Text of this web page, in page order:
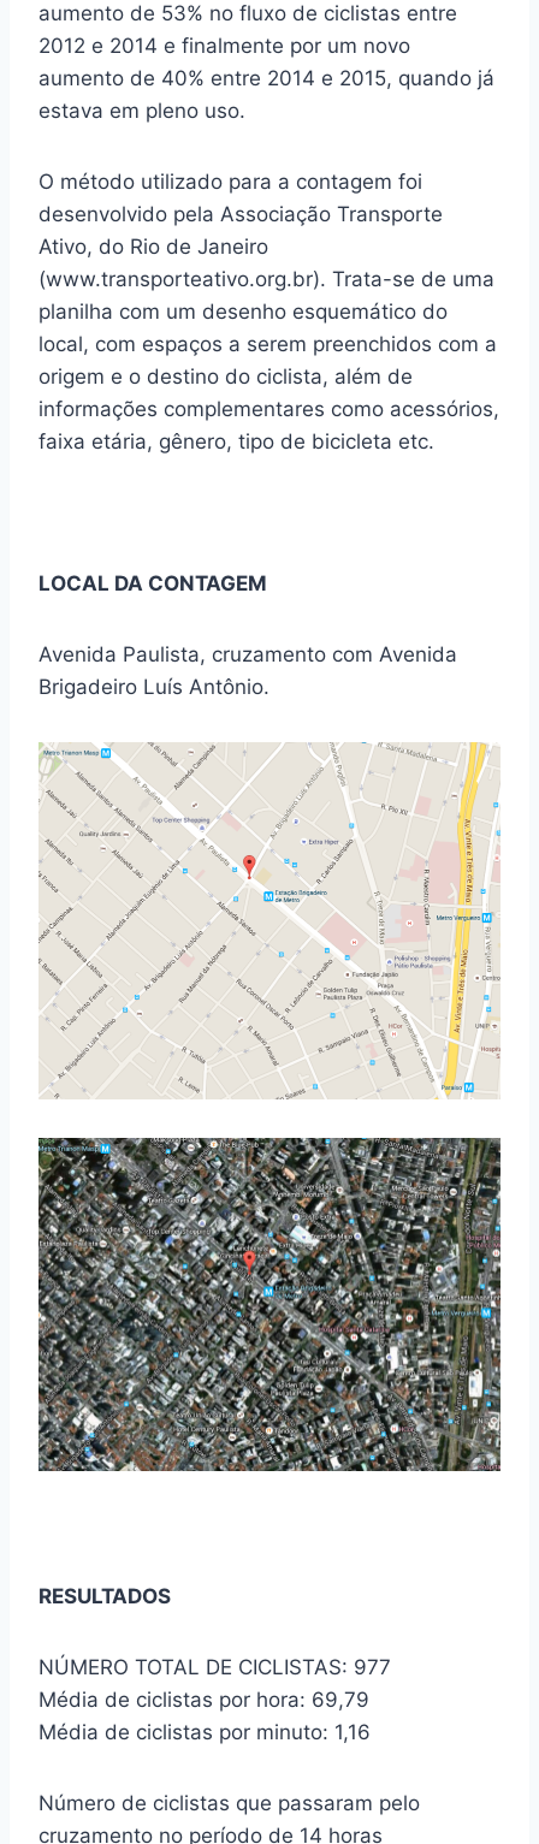
aumento de 53% no fluxo de ciclistas entre
2012 e 2014 e finalmente por um novo
aumento de 40% entre 2014 e 2015, quando já
estava em pleno uso.
O método utilizado para a contagem foi
desenvolvido pela Associação Transporte
Ativo, do Rio de Janeiro
(www.transporteativo.org.br). Trata-se de uma
planilha com um desenho esquemático do
local, com espaços a serem preenchidos com a
origem e o destino do ciclista, além de
informações complementares como acessórios,
faixa etária, gênero, tipo de bicicleta etc.
LOCAL DA CONTAGEM
Avenida Paulista, cruzamento com Avenida
Brigadeiro Luís Antônio.
RESULTADOS
NÚMERO TOTAL DE CICLISTAS: 977
Média de ciclistas por hora: 69,79
Média de ciclistas por minuto: 1,16
Número de ciclistas que passaram pelo
cruzamento no período de 14 horas